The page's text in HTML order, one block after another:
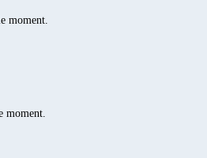
moment.
moment.